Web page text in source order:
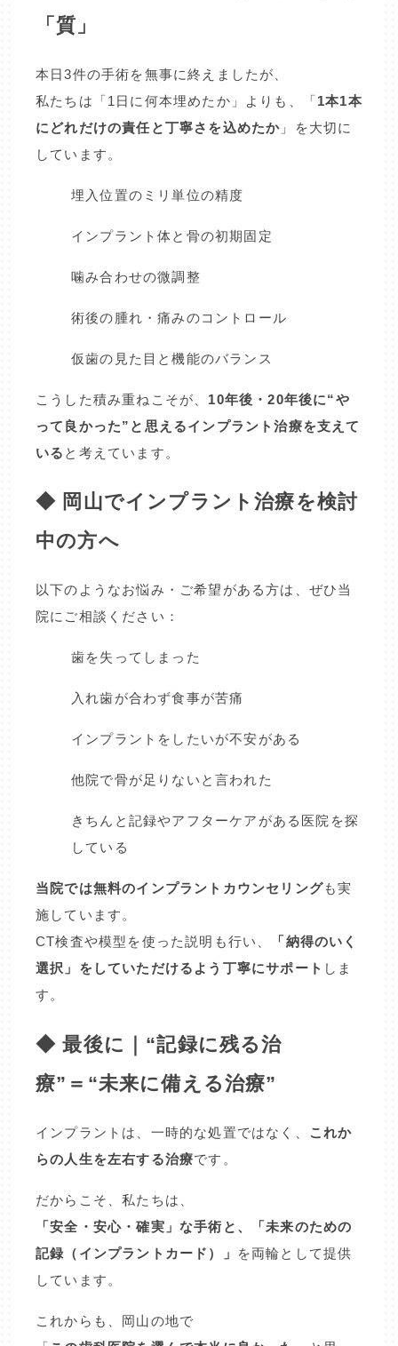
「質」
本日3件の手術を無事に終えましたが、
私たちは「1日に何本埋めたか」よりも、「1本1本
にどれだけの責任と丁寧さを込めたか 」を大切に
しています。
埋入位置のミリ単位の精度
インプラント体と骨の初期固定
噛み合わせの微調整
術後の腫れ・痛みのコントロール
仮歯の見た目と機能のバランス
こうした積み重ねこそが、 10年後・20年後に“や
って良かった”と思えるインプラント治療を支えて
いる と考えています。
◆ 岡山でインプラント治療を検討
中の方へ
以下のようなお悩み・ご希望がある方は、ぜひ当
院にご相談ください：
歯を失ってしまった
入れ歯が合わず食事が苦痛
インプラントをしたいが不安がある
他院で骨が足りないと言われた
きちんと記録やアフターケアがある医院を探
している
当院では無料のインプラントカウンセリングも実
施しています。
CT検査や模型を使った説明も行い、
「納得のいく
選択」をしていただけるよう丁寧にサポート しま
す。
◆ 最後に｜“記録に残る治
療”＝“未来に備える治療”
インプラントは、一時的な処置ではなく、
これか
らの人生を左右する治療です。
だからこそ、私たちは、
「安全・安心・確実」な手術と、「未来のための
記録（インプラントカード）」
を両輪として提供
しています。
これからも、岡山の地で